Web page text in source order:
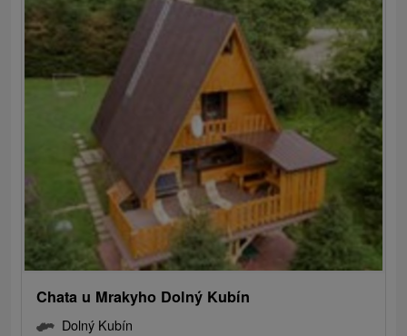
Chata u Mrakyho Dolný Kubín
Dolný Kubín